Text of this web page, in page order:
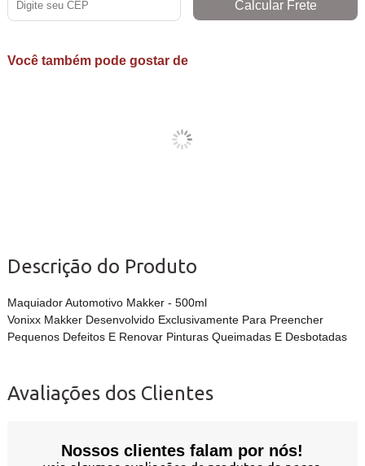
Você também pode gostar de
Descrição do Produto
Maquiador Automotivo Makker - 500ml
Vonixx Makker Desenvolvido Exclusivamente Para Preencher
Pequenos Defeitos E Renovar Pinturas Queimadas E Desbotadas
Avaliações dos Clientes
Nossos clientes falam por nós!